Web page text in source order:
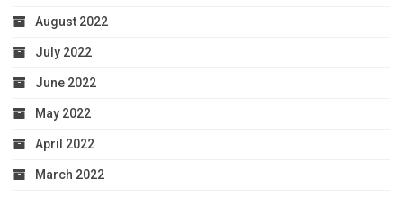
August 2022
July 2022
June 2022
May 2022
April 2022
March 2022